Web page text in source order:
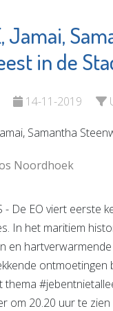
Jamai,
in de
14-11-2019
Noordhoek
- De EO viert eerste
In het maritiem
en
ontmoetingen
thema
om 20.20 uur te